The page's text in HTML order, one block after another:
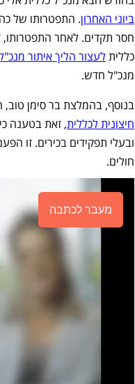
ביוני האחרון
כללית לעצור הליך איתור
מנכ"ל חדש.
בנוסף, בהמלצת בר סימן טוב,
חיצונית לכללית
חולים.
מעבר לכתבה